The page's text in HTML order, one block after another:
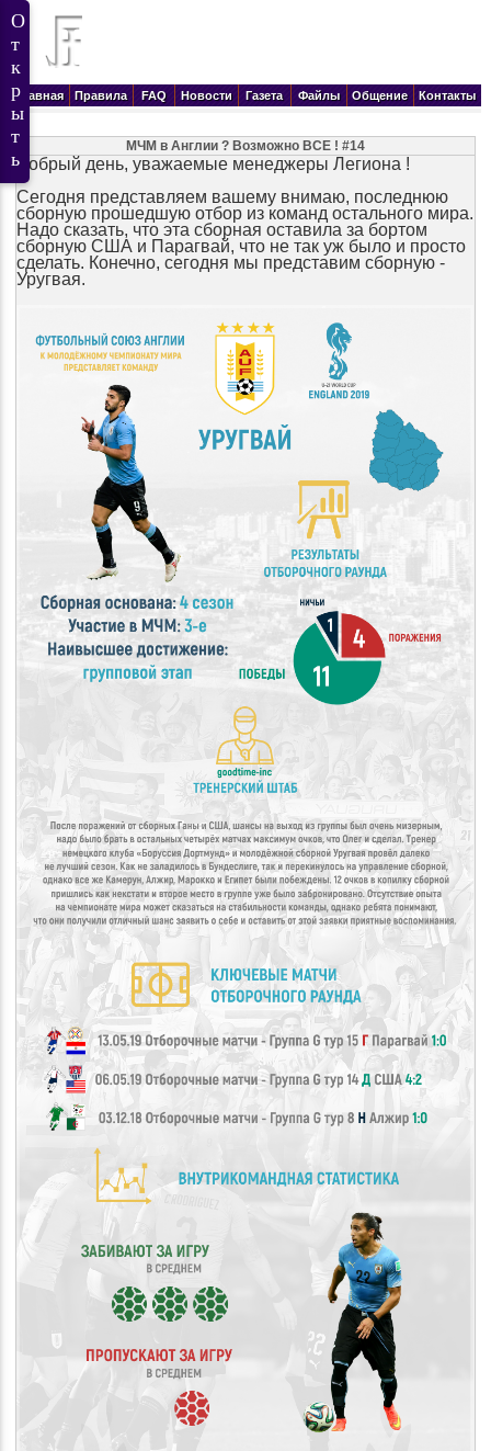
Главная Правила FAQ Новости Газета Файлы Общение Контакты
МЧМ в Англии ? Возможно ВСЕ ! #14
Добрый день, уважаемые менеджеры Легиона !
Сегодня представляем вашему внимаю, последнюю
сборную прошедшую отбор из команд остального мира.
Надо сказать, что эта сборная оставила за бортом
сборную США и Парагвай, что не так уж было и просто
сделать. Конечно, сегодня мы представим сборную -
Уругвая.